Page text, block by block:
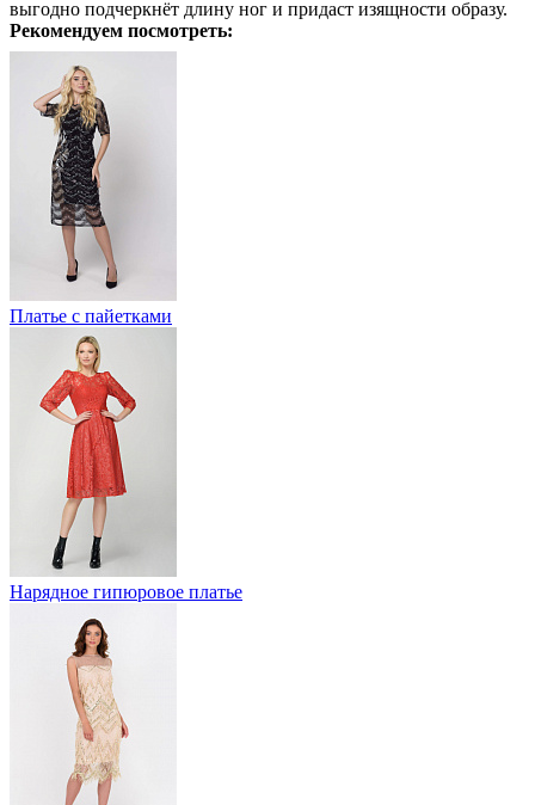
выгодно подчеркнёт длину ног и придаст изящности образу.
Рекомендуем посмотреть:
Платье с пайетками
Нарядное гипюровое платье